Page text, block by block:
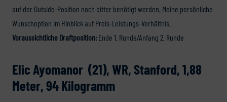
auf der Outside-Position noch bitter benötigt werden. Meine persönliche
Wunschoption im Hinblick auf Preis-Leistungs-Verhältnis.
Voraussichtliche Draftposition: Ende 1. Runde/Anfang 2. Runde
Elic Ayomanor (21), WR, Stanford, 1,88
Meter, 94 Kilogramm